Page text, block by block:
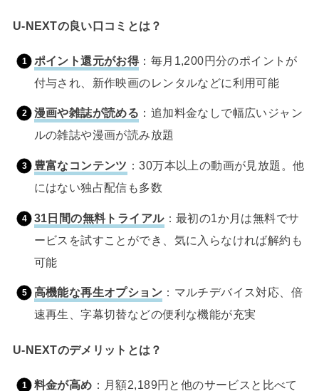
U-NEXTの良い口コミとは？
ポイント還元がお得：毎月1,200円分のポイントが
付与され、新作映画のレンタルなどに利用可能
漫画や雑誌が読める ：追加料金なしで幅広いジャン
ルの雑誌や漫画が読み放題
豊富なコンテンツ ：30万本以上の動画が見放題。他
にはない独占配信も多数
31日間の無料トライアル：最初の1か月は無料でサ
ービスを試すことができ、気に入らなければ解約も
可能
高機能な再生オプション ：マルチデバイス対応、倍
速再生、字幕切替などの便利な機能が充実
U-NEXTのデメリットとは？
料金が高め ：月額2,189円と他のサービスと比べて